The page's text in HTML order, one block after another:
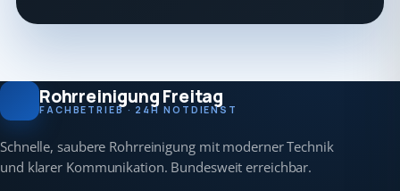
Rohrreinigung Freitag
FACHBETRIEB · 24H NOTDIENST
Schnelle, saubere Rohrreinigung mit moderner Technik
und klarer Kommunikation. Bundesweit erreichbar.